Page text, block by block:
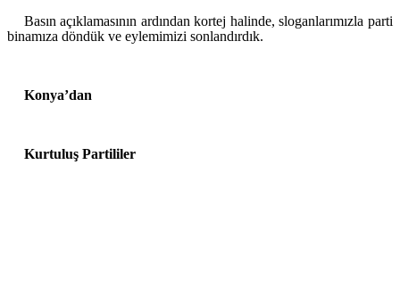
Basın açıklamasının ardından kortej halinde, sloganlarımızla parti
binamıza döndük ve eylemimizi sonlandırdık.
Konya’dan
Kurtuluş Partililer